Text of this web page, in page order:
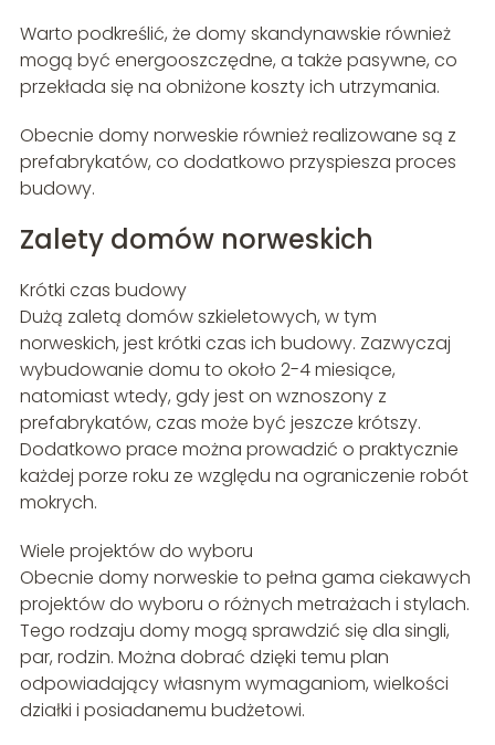
Warto podkreślić, że domy skandynawskie również
mogą być energooszczędne, a także pasywne, co
przekłada się na obniżone koszty ich utrzymania.
Obecnie domy norweskie również realizowane są z
prefabrykatów, co dodatkowo przyspiesza proces
budowy.
Zalety domów norweskich
Krótki czas budowy
Dużą zaletą domów szkieletowych, w tym
norweskich, jest krótki czas ich budowy. Zazwyczaj
wybudowanie domu to około 2-4 miesiące,
natomiast wtedy, gdy jest on wznoszony z
prefabrykatów, czas może być jeszcze krótszy.
Dodatkowo prace można prowadzić o praktycznie
każdej porze roku ze względu na ograniczenie robót
mokrych.
Wiele projektów do wyboru
Obecnie domy norweskie to pełna gama ciekawych
projektów do wyboru o różnych metrażach i stylach.
Tego rodzaju domy mogą sprawdzić się dla singli,
par, rodzin. Można dobrać dzięki temu plan
odpowiadający własnym wymaganiom, wielkości
działki i posiadanemu budżetowi.